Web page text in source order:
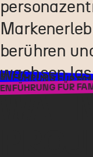
berühren
wachsen
FÜR
FÜR